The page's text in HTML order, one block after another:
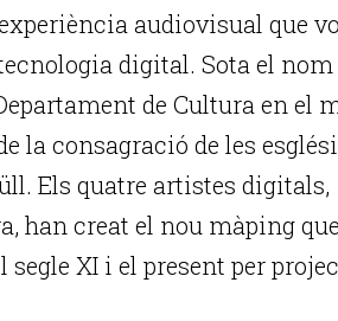
audiovisual que
digital. Sota el nom
de Cultura en el
la consagració de les
Els quatre artistes digitals,
han creat el nou màping que
segle XI i el present per